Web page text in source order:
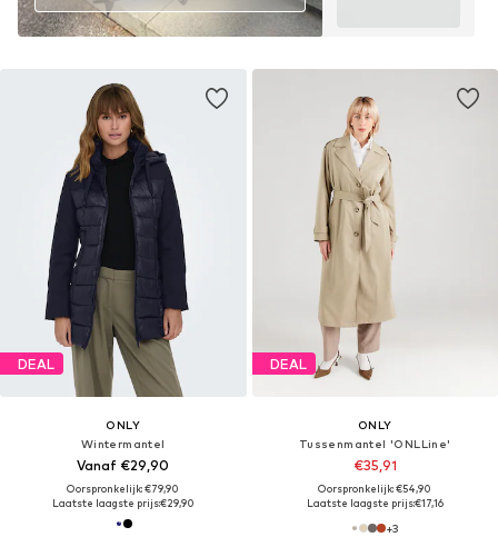
DEAL
ONLY
Wintermantel
Vanaf €29,90
Oorspronkelijk: €79,90
Laatste laagste prijs:€29,90
DEAL
ONLY
Tussenmantel 'ONLLine'
€35,91
Oorspronkelijk: €54,90
Laatste laagste prijs:€17,16
+3